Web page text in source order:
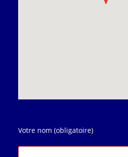
Votre nom (obligatoire)